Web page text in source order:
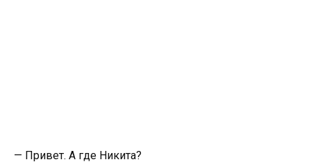
— Привет. А где Никита?